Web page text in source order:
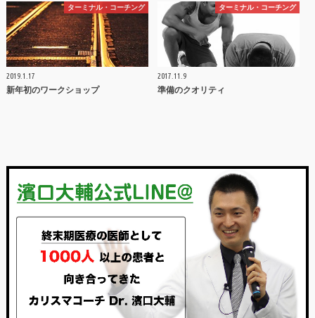
ターミナル・コーチング
2019.1.17
新年初のワークショップ
ターミナル・コーチング
2017.11.9
準備のクオリティ